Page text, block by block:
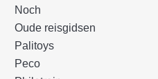
Noch
Oude reisgidsen
Palitoys
Peco